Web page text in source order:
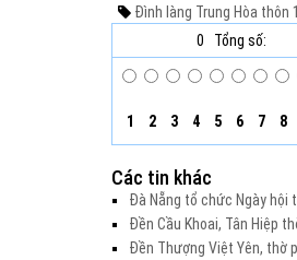
Đình làng Trung Hòa thôn 1
0
Tổng số:
1 2 3 4 5 6 7 8
Các tin khác
Đà Nẵng tổ chức Ngày hội
Đền Cầu Khoai, Tân Hiệp
Đền Thượng Việt Yên, thờ